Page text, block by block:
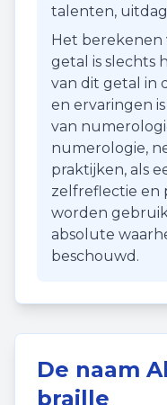
talenten,
Het berekenen
getal is slechts
van dit getal in
en ervaringen
van
numerologie,
praktijken, als
zelfreflectie en
worden
absolute
beschouwd.
De naam
braille